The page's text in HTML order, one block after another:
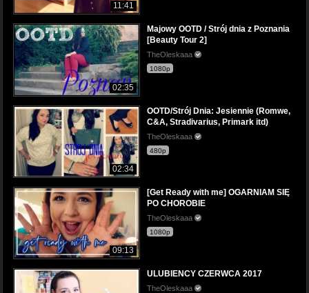
11:41
02:35
Majowy OOTD / Strój dnia z Poznania
[Beauty Tour 2]
TheOleskaaa
1080p
02:34
OOTD/Strój Dnia: Jesiennie (Romwe,
C&A, Stradivarius, Primark itd)
TheOleskaaa
480p
09:13
[Get Ready with me] OGARNIAM SIĘ
PO CHOROBIE
TheOleskaaa
1080p
ULUBIENCY CZERWCA 2017
TheOleskaaa